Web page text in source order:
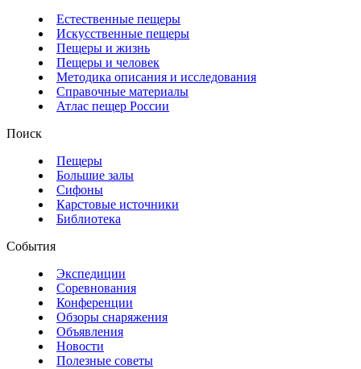
Естественные пещеры
Искусственные пещеры
Пещеры и жизнь
Пещеры и человек
Методика описания и исследования
Справочные материалы
Атлас пещер России
Поиск
Пещеры
Большие залы
Сифоны
Карстовые источники
Библиотека
События
Экспедиции
Соревнования
Конференции
Обзоры снаряжения
Объявления
Новости
Полезные советы